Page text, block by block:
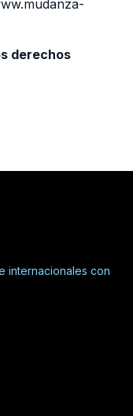
derechos
internacionales con